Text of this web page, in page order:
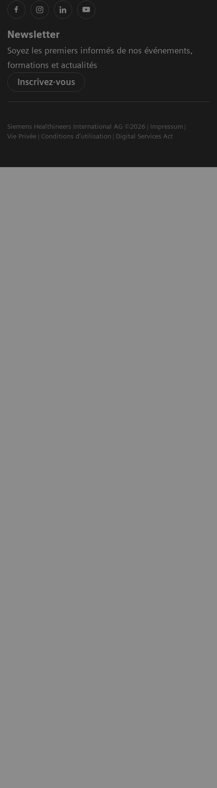
Newsletter
Soyez les premiers informés de nos événements,
formations et actualités
Inscrivez-vous
Siemens Healthineers International AG ©2026
Impressum
Vie Privée
Conditions d'utilisation Digital Services Act